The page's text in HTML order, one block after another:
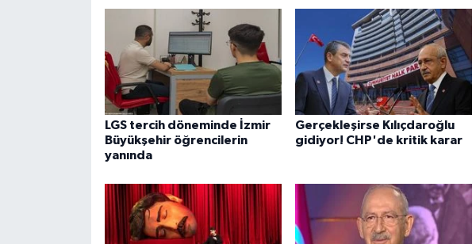
LGS tercih döneminde İzmir
Büyükşehir öğrencilerin
yanında
Gerçekleşirse Kılıçdaroğlu
gidiyor! CHP'de kritik karar